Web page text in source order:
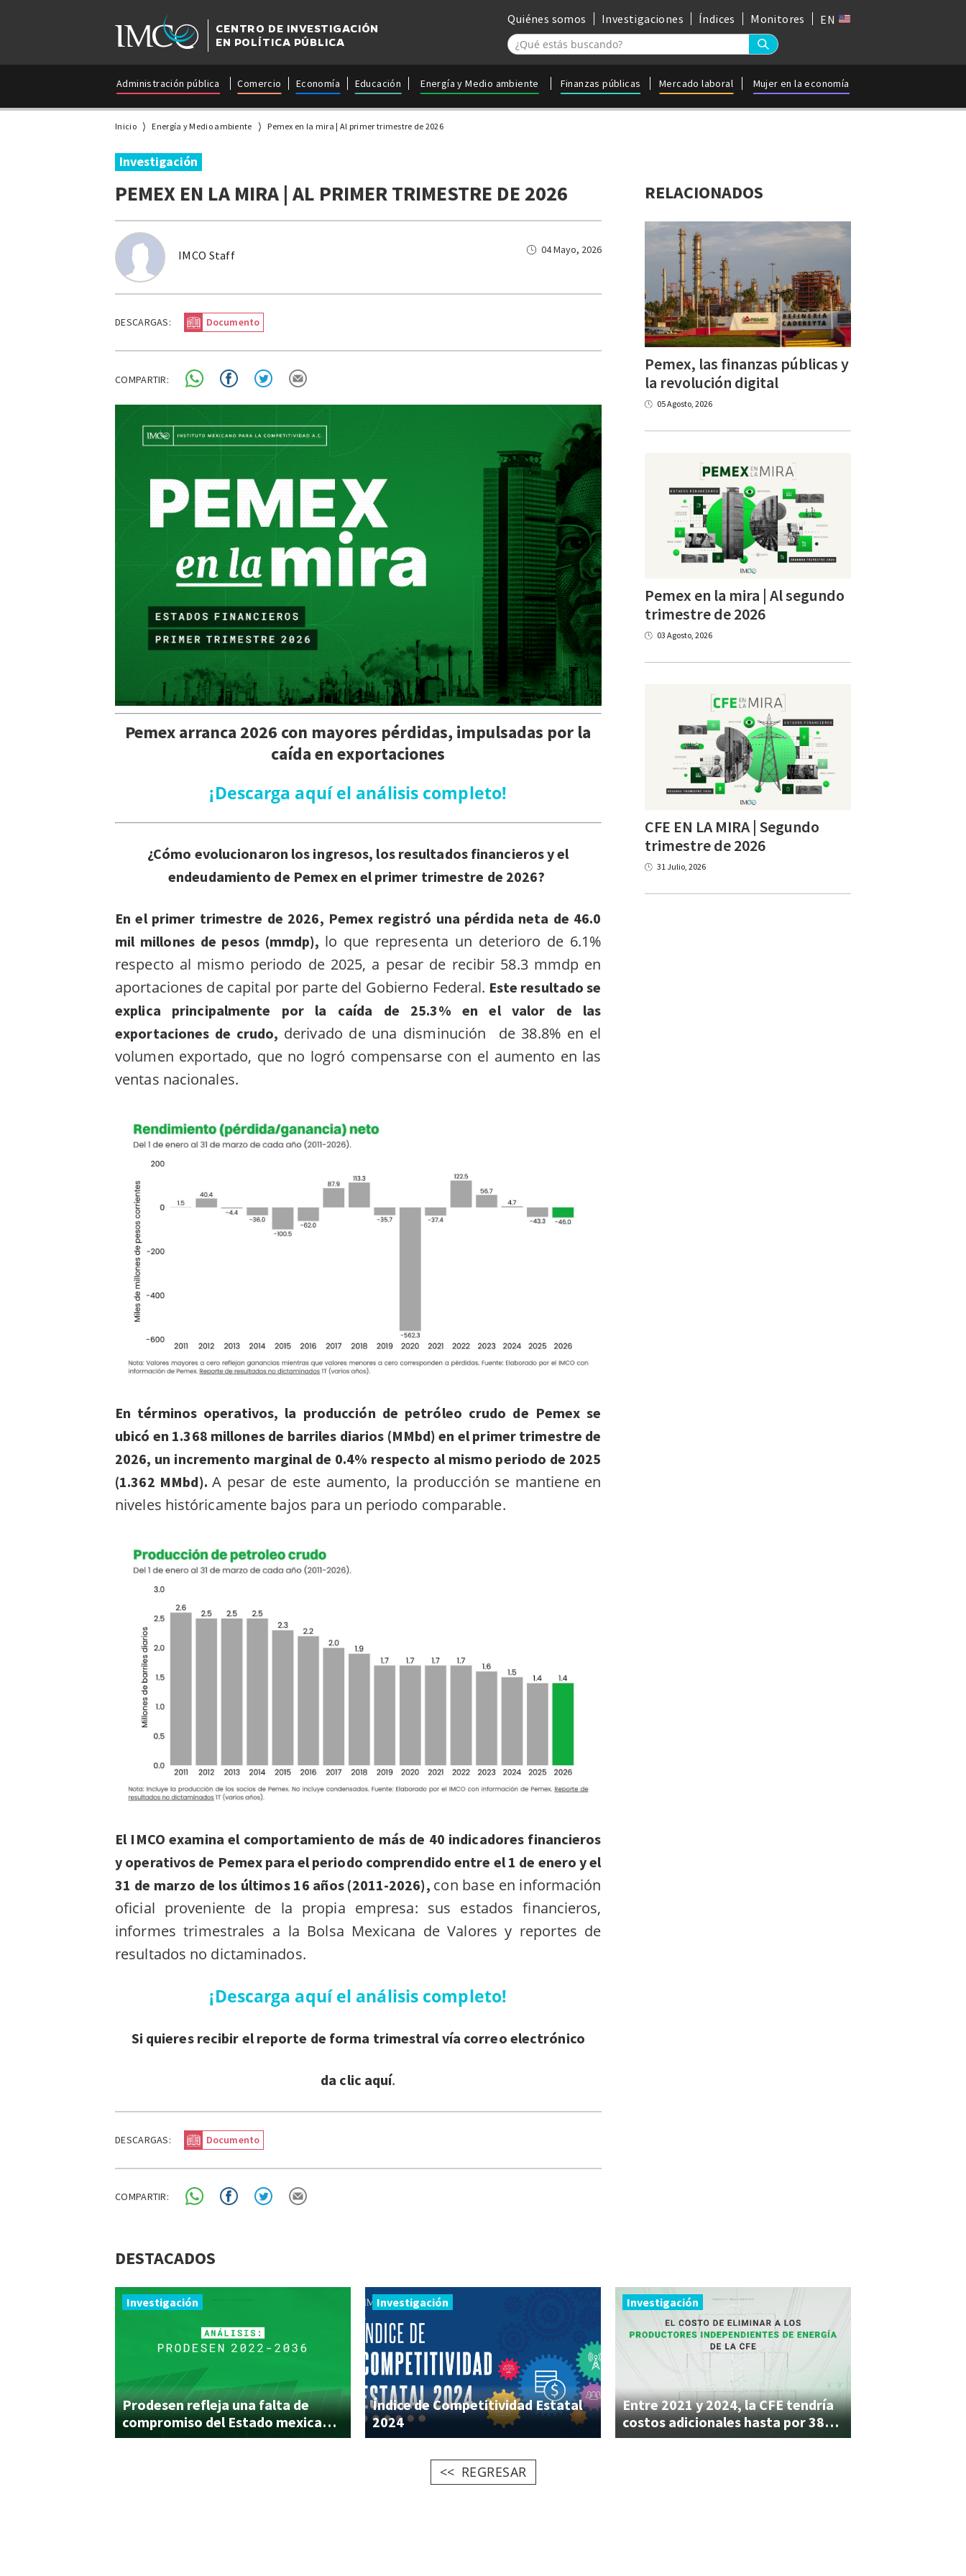
CENTRO DE INVESTIGACIÓN
EN POLÍTICA PÚBLICA
Quiénes somos Investigaciones Índices Monitores EN
Administración pública Comercio Economía Educación Energía y Medio ambiente Finanzas públicas Mercado laboral Mujer en la economía
Inicio Energía y Medio ambiente Pemex en la mira | Al primer trimestre de 2026
Investigación
PEMEX EN LA MIRA | AL PRIMER TRIMESTRE DE 2026
IMCO Staff 04 Mayo, 2026
DESCARGAS: Documento
COMPARTIR:
Pemex arranca 2026 con mayores pérdidas, impulsadas por la
caída en exportaciones
¡Descarga aquí el análisis completo!
¿Cómo evolucionaron los ingresos, los resultados financieros y el
endeudamiento de Pemex en el primer trimestre de 2026?
En el primer trimestre de 2026, Pemex registró una pérdida neta de 46.0
mil millones de pesos (mmdp), lo que representa un deterioro de 6.1%
respecto al mismo periodo de 2025, a pesar de recibir 58.3 mmdp en
aportaciones de capital por parte del Gobierno Federal. Este resultado se
explica principalmente por la caída de 25.3% en el valor de las
exportaciones de crudo, derivado de una disminución de 38.8% en el
volumen exportado, que no logró compensarse con el aumento en las
ventas nacionales.
En términos operativos, la producción de petróleo crudo de Pemex se
ubicó en 1.368 millones de barriles diarios (MMbd) en el primer trimestre de
2026, un incremento marginal de 0.4% respecto al mismo periodo de 2025
(1.362 MMbd).A pesar de este aumento, la producción se mantiene en
niveles históricamente bajos para un periodo comparable.
El IMCO examina el comportamiento de más de 40 indicadores financieros
y operativos de Pemex para el periodo comprendido entre el 1 de enero y el
31 de marzo de los últimos 16 años (2011-2026), con base en información
oficial proveniente de la propia empresa: sus estados financieros,
informes trimestrales a la Bolsa Mexicana de Valores y reportes de
resultados no dictaminados.
¡Descarga aquí el análisis completo!
Si quieres recibir el reporte de forma trimestral vía correo electrónico
da clic aquí.
DESCARGAS: Documento
COMPARTIR:
RELACIONADOS
Pemex, las finanzas públicas y
la revolución digital
05 Agosto, 2026
Pemex en la mira | Al segundo
trimestre de 2026
03 Agosto, 2026
CFE EN LA MIRA | Segundo
trimestre de 2026
31 Julio, 2026
DESTACADOS
Investigación
Prodesen refleja una falta de
compromiso del Estado mexicano con el medio ambiente
Investigación
Índice de Competitividad Estatal
2024
Investigación
Entre 2021 y 2024, la CFE tendría
costos adicionales hasta por 382.8 mmdp
REGRESAR